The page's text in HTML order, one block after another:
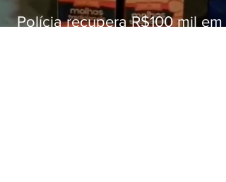
Polícia recupera R$100 mil em